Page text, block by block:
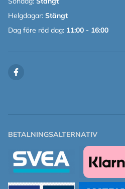
Helgdagar: Stängt
Dag före röd dag: 11:00 - 16:00
BETALNINGSALTERNATIV